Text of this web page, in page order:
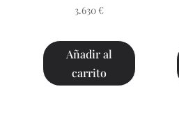
3.630 €
Añadir al
carrito